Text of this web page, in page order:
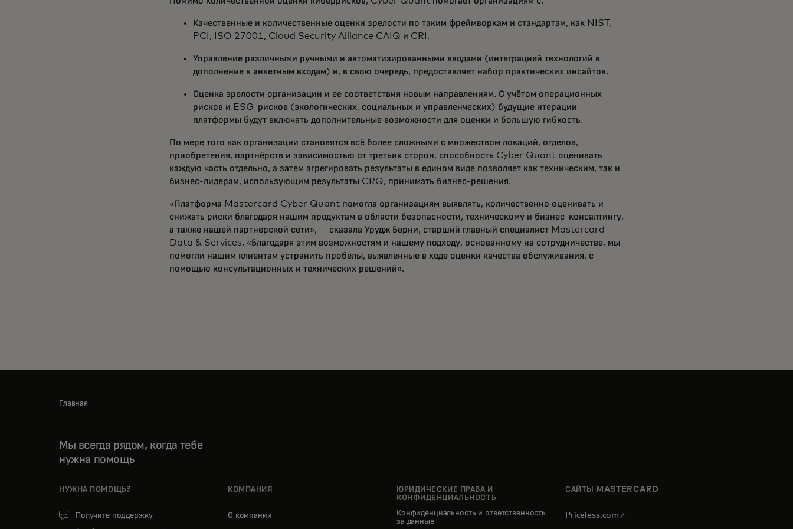
Качественные и количественные оценки зрелости по таким фреймворкам и стандартам, как NIST,
PCI, ISO 27001, Cloud Security Alliance CAIQ и CRI.
Управление различными ручными и автоматизированными вводами (интеграцией технологий в
дополнение к анкетным входам) и, в свою очередь, предоставляет набор практических инсайтов.
Оценка зрелости организации и ее соответствия новым направлениям. С учётом операционных
рисков и ESG-рисков (экологических, социальных и управленческих) будущие итерации
платформы будут включать дополнительные возможности для оценки и большую гибкость.
По мере того как организации становятся всё более сложными с множеством локаций, отделов,
приобретения, партнёрств и зависимостью от третьих сторон, способность Cyber Quant оценивать
каждую часть отдельно, а затем агрегировать результаты в едином виде позволяет как техническим, так и
бизнес-лидерам, использующим результаты CRQ, принимать бизнес-решения.
«Платформа Mastercard Cyber Quant помогла организациям выявлять, количественно оценивать и
снижать риски благодаря нашим продуктам в области безопасности, техническому и бизнес-консалтингу,
а также нашей партнерской сети», — сказала Урудж Берни, старший главный специалист Mastercard
Data & Services. «Благодаря этим возможностям и нашему подходу, основанному на сотрудничестве, мы
помогли нашим клиентам устранить пробелы, выявленные в ходе оценки качества обслуживания, с
помощью консультационных и технических решений».
Главная
Мы всегда рядом, когда тебе
нужна помощь
НУЖНА ПОМОЩЬ?
Получите поддержку
КОМПАНИЯ
О компании
ЮРИДИЧЕСКИЕ ПРАВА И
КОНФИДЕНЦИАЛЬНОСТЬ
Конфиденциальность и ответственность
за данные
САЙТЫ MASTERCARD
Priceless.com opens in a new tab